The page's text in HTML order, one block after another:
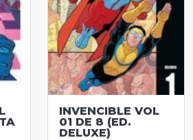
INVENCIBLE VOL
01 DE 8 (ED.
DELUXE)